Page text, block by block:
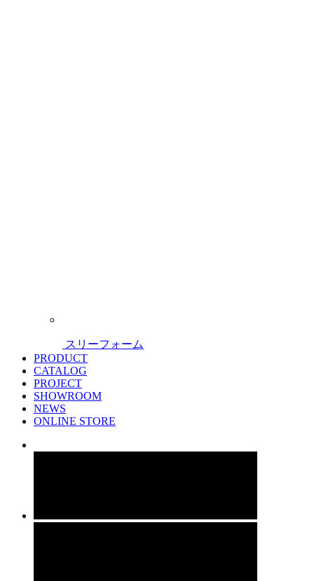
スリーフォーム
PRODUCT
CATALOG
PROJECT
SHOWROOM
NEWS
ONLINE STORE